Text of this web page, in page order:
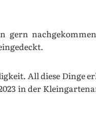
gern
All diese Dinge
in der